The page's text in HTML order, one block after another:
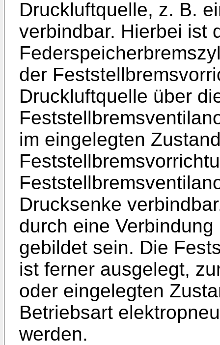
Druckluftquelle, z. B.
verbindbar. Hierbei ist
der
Druckluftquelle über
im eingelegten
Drucksenke
durch eine
gebildet sein. Die
ist ferner ausgelegt,
oder eingelegten
Betriebsart
werden.